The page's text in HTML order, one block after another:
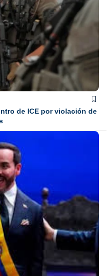
de ICE por violación de